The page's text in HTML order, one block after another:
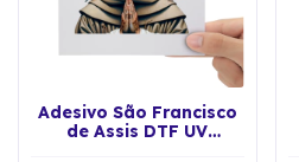
Adesivo São Francisco
de Assis DTF UV